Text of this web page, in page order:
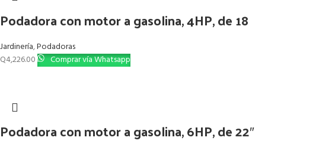
Podadora con motor a gasolina, 4HP, de 18
Jardinería,Podadoras
Q4,226.00 Comprar vía Whatsapp
Podadora con motor a gasolina, 6HP, de 22″